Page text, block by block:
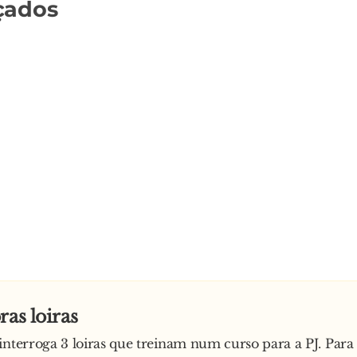
loiras
3 loiras que treinam num curso para a PJ. Para